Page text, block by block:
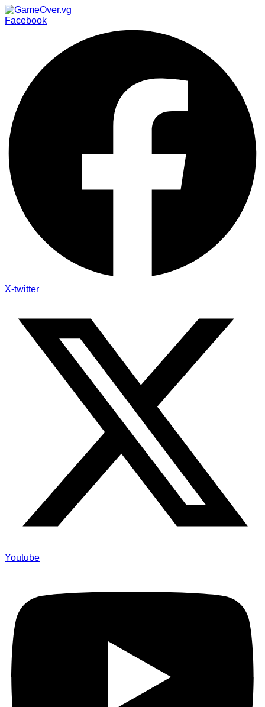
Facebook
X-twitter
Youtube